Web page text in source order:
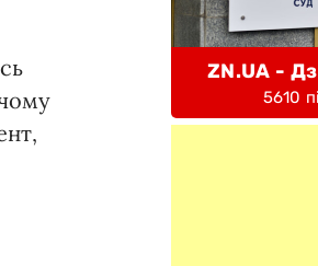
ZN.UA -
5610